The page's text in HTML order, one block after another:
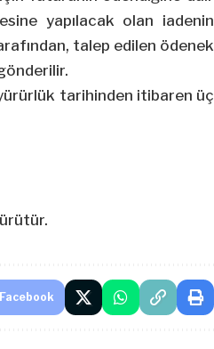
yapılacak olan iadenin
talep edilen ödenek
tarihinden itibaren üç
Facebook